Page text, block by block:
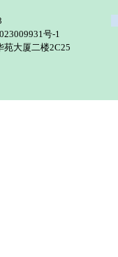
号-1
苑大厦二楼2C25